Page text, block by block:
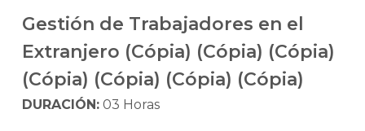
Gestión de Trabajadores en el
Extranjero (Cópia) (Cópia) (Cópia)
(Cópia) (Cópia) (Cópia) (Cópia)
DURACIÓN:03 Horas